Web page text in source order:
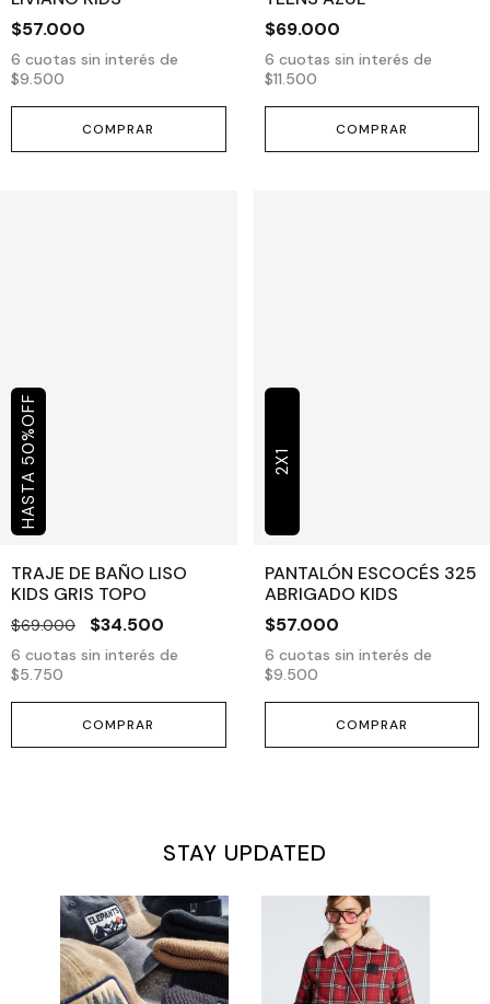
$57.000
6 cuotas sin interés de
$9.500
COMPRAR
$69.000
6 cuotas sin interés de
$11.500
COMPRAR
50
%
OFF
TRAJE DE BAÑO LISO
KIDS GRIS TOPO
$69.000 $34.500
6 cuotas sin interés de
$5.750
COMPRAR
2X1
PANTALÓN ESCOCÉS 325
ABRIGADO KIDS
$57.000
6 cuotas sin interés de
$9.500
COMPRAR
STAY UPDATED